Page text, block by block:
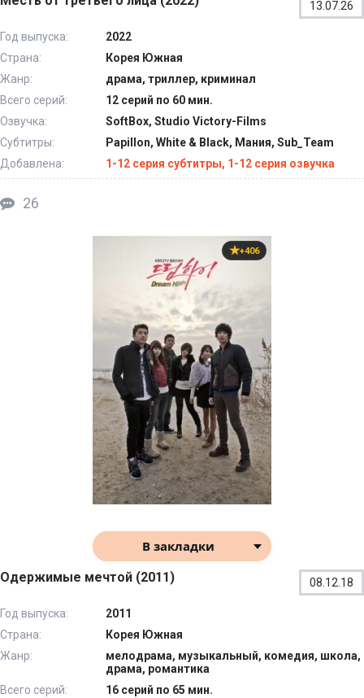
13.07.26
Год выпуска:
2022
Страна:
Корея Южная
Жанр:
драма, триллер, криминал
Всего серий:
12 серий по 60 мин.
Озвучка:
SoftBox, Studio Victory-Films
Субтитры:
Papillon, White & Black, Мания, Sub_Team
Добавлена:
1-12 серия субтитры, 1-12 серия озвучка
26
+406
В закладки
Одержимые мечтой (2011) 08.12.18
Год выпуска:
2011
Страна:
Корея Южная
Жанр:
мелодрама, музыкальный, комедия, школа,
драма, романтика
Всего серий:
16 серий по 65 мин.